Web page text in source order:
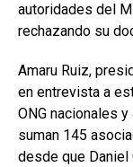
autoridades del
rechazando su
Amaru Ruiz,
en entrevista a
ONG nacionales
suman 145
desde que Daniel